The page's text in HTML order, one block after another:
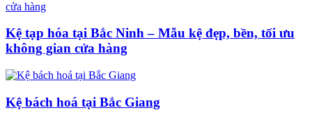
Kệ tạp hóa tại Bắc Ninh – Mẫu kệ đẹp, bền, tối ưu
không gian cửa hàng
Kệ bách hoá tại Bắc Giang